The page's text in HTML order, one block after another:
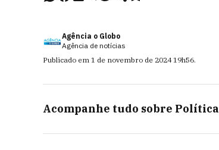
Agência o Globo
Agência de notícias
Publicado em 1 de novembro de 2024 19h56.
Acompanhe tudo sobre Política